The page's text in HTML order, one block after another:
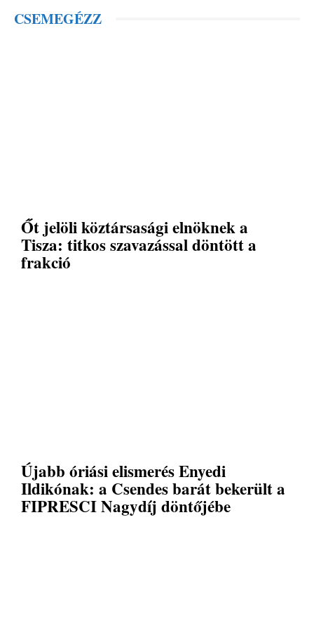
CSEMEGÉZZ
Őt jelöli köztársasági elnöknek a
Tisza: titkos szavazással döntött a
frakció
Újabb óriási elismerés Enyedi
Ildikónak: a Csendes barát bekerült a
FIPRESCI Nagydíj döntőjébe